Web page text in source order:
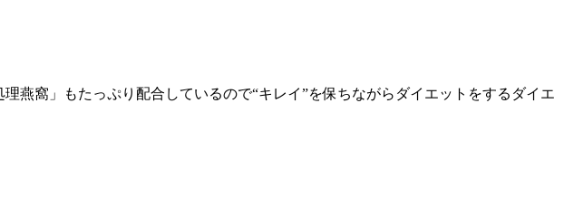
燕窩」もたっぷり配合しているので“キレイ”を保ちながらダイエットをするダイエ